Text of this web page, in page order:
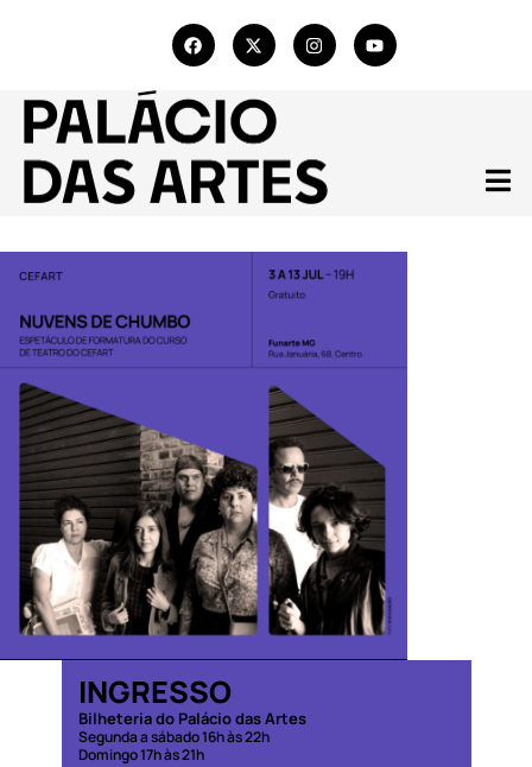
INGRESSO
Bilheteria do Palácio das Artes
Segunda a sábado 16h às 22h
Domingo 17h às 21h